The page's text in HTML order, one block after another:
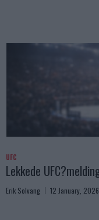
UFC
Lekkede
Erik Solvang 12 January,